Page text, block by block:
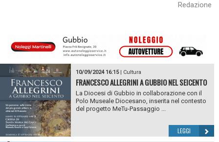
Redazione
10/09/2024 16:15| Cultura
FRANCESCO ALLEGRINI A GUBBIO NEL SEICENTO
La Diocesi di Gubbio in collaborazione con il
Polo Museale Diocesano, inserita nel contesto
del progetto MeTu-Passaggio ...
LEGGI